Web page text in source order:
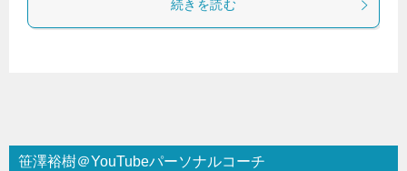
続きを読む
笹澤裕樹＠YouTubeパーソナルコーチ